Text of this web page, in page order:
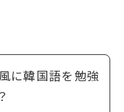
に韓国語を勉強